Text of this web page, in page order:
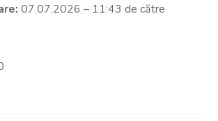
07.07.2026 – 11:43 de către